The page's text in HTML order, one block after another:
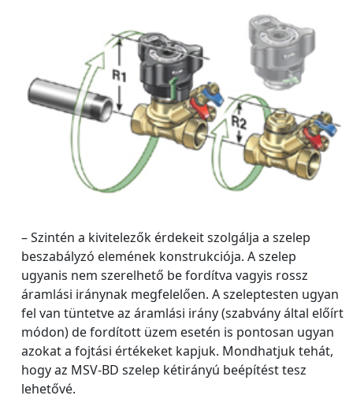
– Szintén a kivitelezők érdekeit szolgálja a szelep
beszabályzó elemének konstrukciója. A szelep
ugyanis nem szerelhető be fordítva vagyis rossz
áramlási iránynak megfelelően. A szeleptesten ugyan
fel van tüntetve az áramlási irány (szabvány által előírt
módon) de fordított üzem esetén is pontosan ugyan
azokat a fojtási értékeket kapjuk. Mondhatjuk tehát,
hogy az MSV-BD szelep kétirányú beépítést tesz
lehetővé.